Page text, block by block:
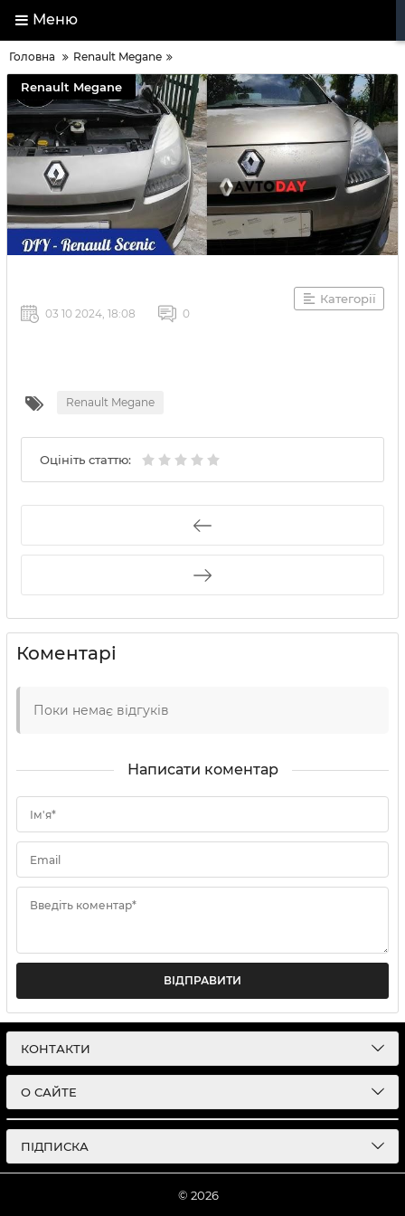
Меню
Головна Renault Megane
Renault Megane
Категорії
03 10 2024, 18:08 0
Renault Megane
Оцініть статтю:
Коментарі
Поки немає відгуків
Написати коментар
Ім'я*
Email
Введіть коментар*
ВІДПРАВИТИ
КОНТАКТИ
О САЙТЕ
ПІДПИСКА
© 2026